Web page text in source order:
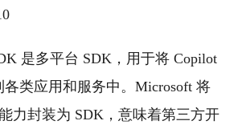
是多平台 SDK，用于将 Copilot
各类应用和服务中。Microsoft 将
力封装为 SDK，意味着第三方开